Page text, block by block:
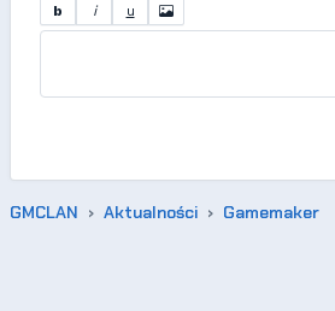
b i u
GMCLAN Aktualności Gamemaker